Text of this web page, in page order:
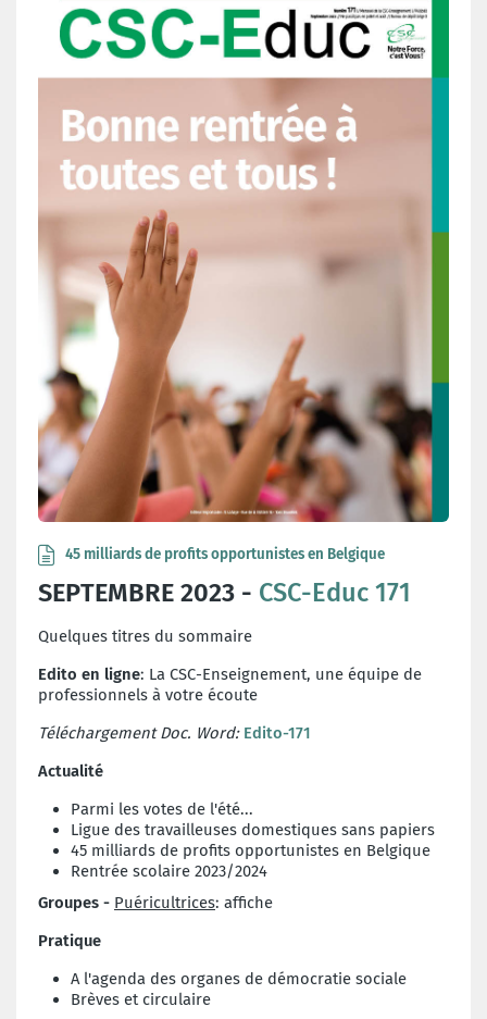
45 milliards de profits opportunistes en Belgique
SEPTEMBRE 2023 - CSC-Educ 171
Quelques titres du sommaire
Edito en ligne: La CSC-Enseignement, une équipe de
professionnels à votre écoute
Téléchargement Doc. Word: Edito-171
Actualité
Parmi les votes de l'été...
Ligue des travailleuses domestiques sans papiers
45 milliards de profits opportunistes en Belgique
Rentrée scolaire 2023/2024
Groupes - Puéricultrices: affiche
Pratique
A l'agenda des organes de démocratie sociale
Brèves et circulaire